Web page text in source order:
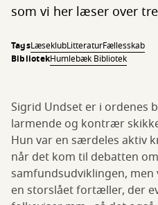
som vi her læser over
TagsLæseklubLitteraturFællesskab
BibliotekHumlebæk Bibliotek
Sigrid Undset er i ordenes
larmende og kontrær
Hun var en særdeles aktiv
når det kom til debatten
samfundsudviklingen,
en storslået fortæller, der